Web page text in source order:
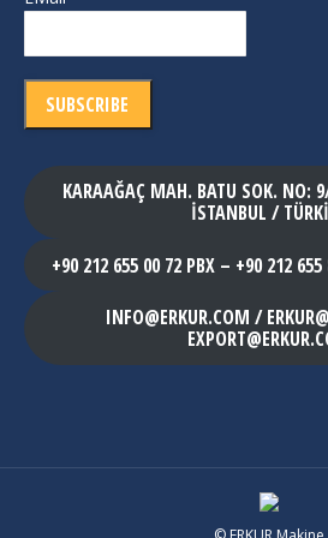
KARAAĞAÇ MAH. BATU SOK. NO:
İSTANBUL /
+90 212 655 00 72 PBX – +90 212 655
INFO@ERKUR.COM /